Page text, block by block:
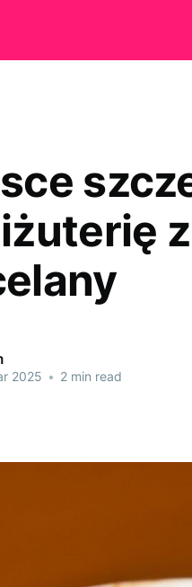
2025 • 2 min read